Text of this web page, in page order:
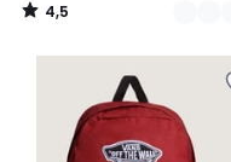
4,5
/